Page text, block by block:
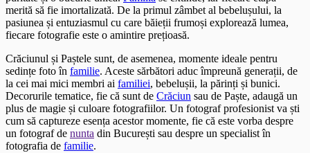
merită să fie imortalizată. De la primul zâmbet al bebelușului, la
pasiunea și entuziasmul cu care băieții frumoși explorează lumea,
fiecare fotografie este o amintire prețioasă.
Crăciunul și Paștele sunt, de asemenea, momente ideale pentru
sedințe foto în familie. Aceste sărbători aduc împreună generații, de
la cei mai mici membri ai familiei, bebelușii, la părinți și bunici.
Decorurile tematice, fie că sunt de Crăciun sau de Paște, adaugă un
plus de magie și culoare fotografiilor. Un fotograf profesionist va ști
cum să captureze esența acestor momente, fie că este vorba despre
un fotograf de nunta din București sau despre un specialist în
fotografia de familie.